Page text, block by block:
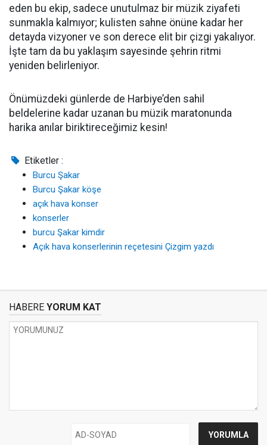
eden bu ekip, sadece unutulmaz bir müzik ziyafeti
sunmakla kalmıyor; kulisten sahne önüne kadar her
detayda vizyoner ve son derece elit bir çizgi yakalıyor.
İşte tam da bu yaklaşım sayesinde şehrin ritmi
yeniden belirleniyor.
Önümüzdeki günlerde de Harbiye’den sahil
beldelerine kadar uzanan bu müzik maratonunda
harika anılar biriktireceğimiz kesin!
Etiketler :
Burcu Şakar
Burcu Şakar köşe
açık hava konser
konserler
burcu Şakar kimdir
Açık hava konserlerinin reçetesini Çizgim yazdı
HABERE YORUM KAT